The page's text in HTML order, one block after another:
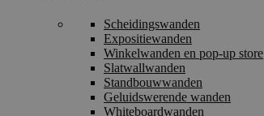
Scheidingswanden
Expositiewanden
Winkelwanden en pop-up store
Slatwallwanden
Standbouwwanden
Geluidswerende wanden
Whiteboardwanden